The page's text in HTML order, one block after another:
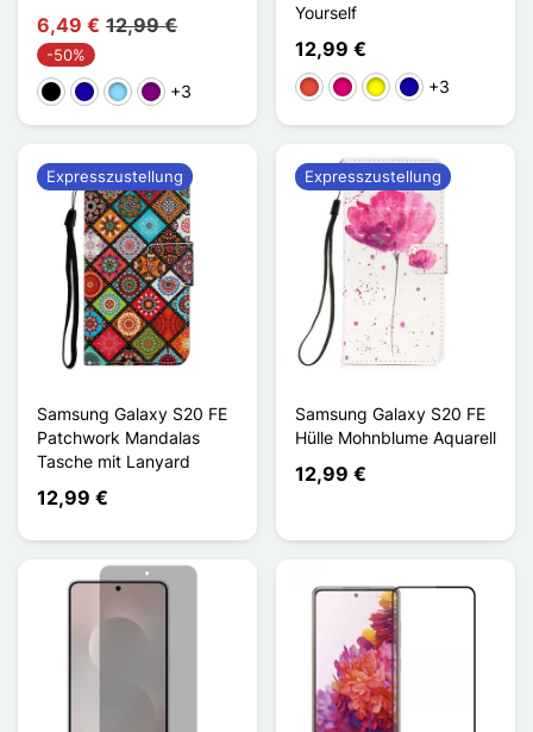
6,49 € 12,99 €
-50%
SchwarzDunkelblau
HellblauViolett
+3
Yourself
12,99 €
Rot Magenta
GelbDunkelblau
+3
Samsung Galaxy S20 FE
Patchwork Mandalas
Tasche mit Lanyard
12,99 €
Expresszustellung
Samsung Galaxy S20 FE
Hülle Mohnblume Aquarell
12,99 €
Expresszustellung